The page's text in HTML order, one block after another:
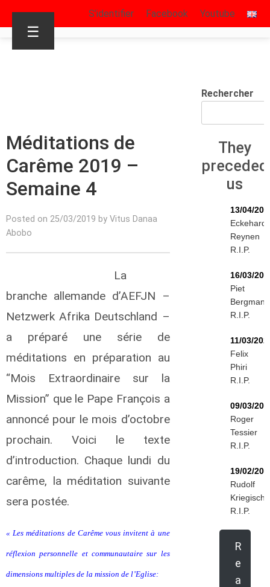
S’identifier Facebook Youtube
☰
Méditations de
Carême 2019 –
Semaine 4
Posted on 25/03/2019 by Vitus Danaa
Abobo
La
branche allemande d’AEFJN –
Netzwerk Afrika Deutschland –
a préparé une série de
méditations en préparation au
“Mois Extraordinaire sur la
Mission” que le Pape François a
annoncé pour le mois d’octobre
prochain. Voici le texte
d’introduction. Chaque lundi du
carême, la méditation suivante
sera postée.
« Les méditations de Carême vous invitent à une
réflexionpersonnelle et communautaire sur les
dimensions multiples de la mission de l’Eglise:
Rechercher
They
preceded
us
13/04/
Eckehard
Reynen
R.I.P.
16/03/
Piet
Bergmann
R.I.P.
11/03/
Felix
Phiri
R.I.P.
09/03/
Roger
Tessier
R.I.P.
19/02/
Rudolf
Kriegisch
R.I.P.
R
e
a